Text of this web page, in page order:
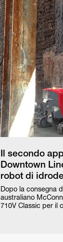
Il secondo
Downtown
robot di
Dopo la consegna
australiano
710V Classic per il